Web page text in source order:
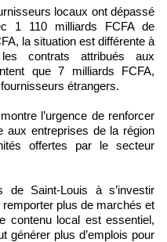
locaux ont dépassé
1 110 milliards FCFA de
la situation est différente à
contrats attribués aux
que 7 milliards FCFA,
étrangers.
l’urgence de renforcer
aux entreprises de la région
offertes par le secteur
Saint-Louis à s’investir
plus de marchés et
contenu local est essentiel,
générer plus d’emplois pour